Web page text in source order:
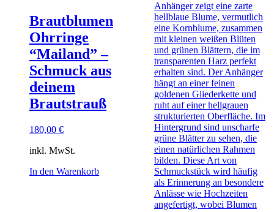
Brautblumen
Ohrringe
“Mailand” –
Schmuck aus
deinem
Brautstrauß
180,00 €
inkl. MwSt.
In den Warenkorb